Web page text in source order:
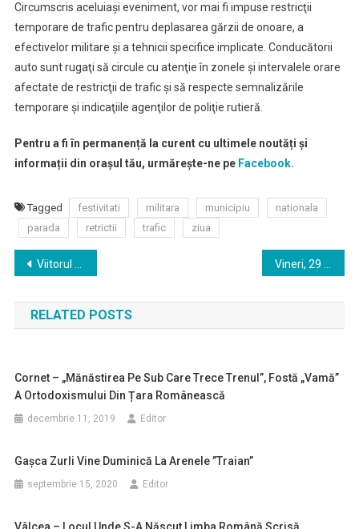
Circumscris aceluiaşi eveniment, vor mai fi impuse restricţii
temporare de trafic pentru deplasarea gărzii de onoare, a
efectivelor militare şi a tehnicii specifice implicate. Conducătorii
auto sunt rugaţi să circule cu atenţie în zonele şi intervalele orare
afectate de restricţii de trafic şi să respecte semnalizările
temporare şi indicaţiile agenţilor de poliţie rutieră.
Pentru a fi în permanență la curent cu ultimele noutăți și
informații din orașul tău, urmărește-ne peFacebook.
Tagged festivitati militara municipiu
nationala
parada
retrictii trafic ziua
Navigare
în
articole
Viitorul cimitir public din Râureni – mai aproape de realizare
RELATED POSTS
Cornet – „mănăstirea Pe Sub Care Trece Trenul”, Fostă „vamă”
A Ortodoxismului Din Țara Românească
decembrie 11, 2019 Editor
Gaşca Zurli Vine Duminică La Arenele ”Traian”
septembrie 15, 2020 Editor